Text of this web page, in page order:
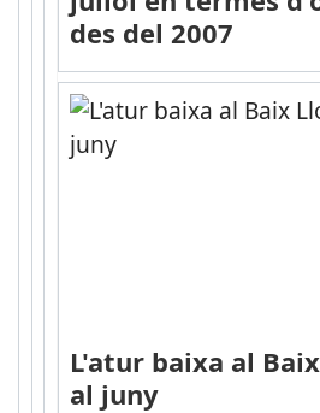
des del 2007
L'atur baixa al
al juny